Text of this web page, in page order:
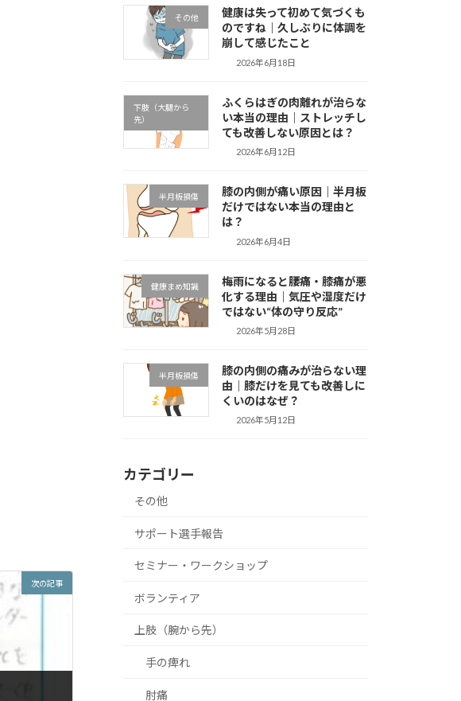
次の記事
その他
健康は失って初めて気づくも
のですね｜久しぶりに体調を
崩して感じたこと
2026年6月18日
下肢（大腿から
先）
ふくらはぎの肉離れが治らな
い本当の理由｜ストレッチし
ても改善しない原因とは？
2026年6月12日
半月板損傷
膝の内側が痛い原因｜半月板
だけではない本当の理由と
は？
2026年6月4日
健康まめ知識
梅雨になると腰痛・膝痛が悪
化する理由｜気圧や湿度だけ
ではない“体の守り反応”
2026年5月28日
半月板損傷
膝の内側の痛みが治らない理
由｜膝だけを見ても改善しに
くいのはなぜ？
2026年5月12日
カテゴリー
その他
サポート選手報告
セミナー・ワークショップ
ボランティア
上肢（腕から先）
手の痺れ
肘痛